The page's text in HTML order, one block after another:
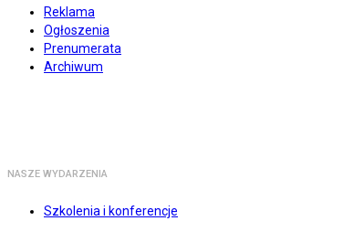
Reklama
Ogłoszenia
Prenumerata
Archiwum
NASZE WYDARZENIA
Szkolenia i konferencje